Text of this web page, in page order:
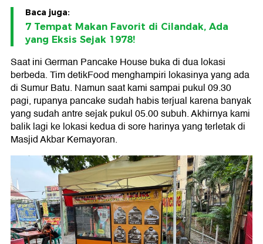
Baca juga:
7 Tempat Makan Favorit di Cilandak, Ada
yang Eksis Sejak 1978!
Saat ini German Pancake House buka di dua lokasi
berbeda. Tim detikFood menghampiri lokasinya yang ada
di Sumur Batu. Namun saat kami sampai pukul 09.30
pagi, rupanya pancake sudah habis terjual karena banyak
yang sudah antre sejak pukul 05.00 subuh. Akhirnya kami
balik lagi ke lokasi kedua di sore harinya yang terletak di
Masjid Akbar Kemayoran.